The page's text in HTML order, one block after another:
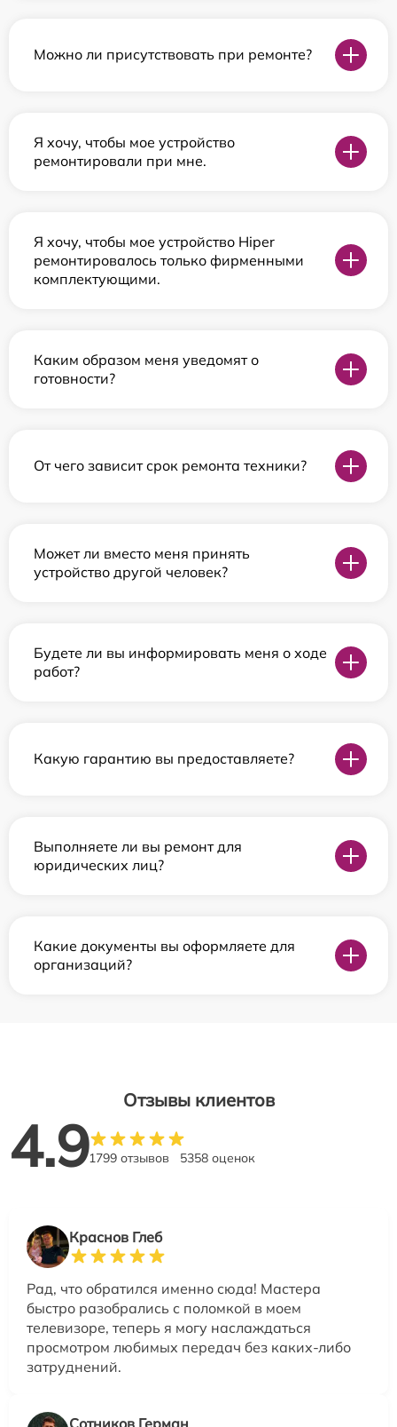
Можно ли присутствовать при ремонте?
Я хочу, чтобы мое устройство
ремонтировали при мне.
Я хочу, чтобы мое устройство Hiper
ремонтировалось только фирменными
комплектующими.
Каким образом меня уведомят о
готовности?
От чего зависит срок ремонта техники?
Может ли вместо меня принять
устройство другой человек?
Будете ли вы информировать меня о ходе
работ?
Какую гарантию вы предоставляете?
Выполняете ли вы ремонт для
юридических лиц?
Какие документы вы оформляете для
организаций?
Отзывы клиентов
4.91799 отзывов 5358 оценок
Краснов Глеб
Рад, что обратился именно сюда! Мастера
быстро разобрались с поломкой в моем
телевизоре, теперь я могу наслаждаться
просмотром любимых передач без каких-либо
затруднений.
Сотников Герман